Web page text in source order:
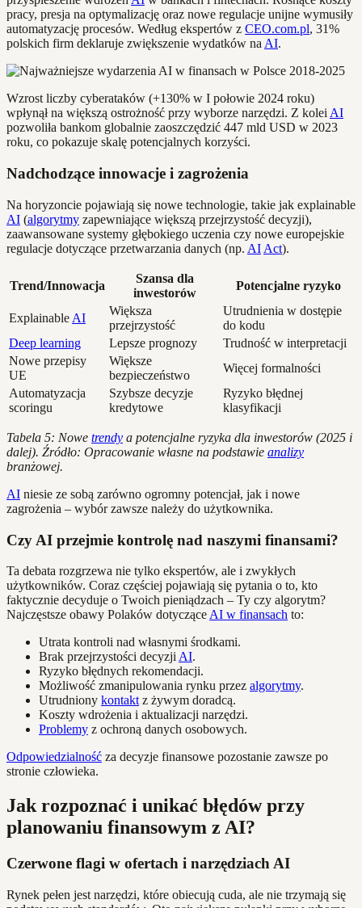
pracy, presja na optymalizację oraz nowe regulacje unijne wymusiły
automatyzację procesów. Według ekspertów z CEO.com.pl, 31%
polskich firm deklaruje zwiększenie wydatków naAI.
Wzrost liczby cyberataków (+130% w I połowie 2024 roku)
wpłynął na większą ostrożność przy wyborze narzędzi. Z koleiAI
pozwoliła bankom globalnie zaoszczędzić 447 mld USD w 2023
roku, co pokazuje skalę potencjalnych korzyści.
Nadchodzące innowacje i zagrożenia
Na horyzoncie pojawiają się nowe technologie, takie jak explainable
AI (algorytmy zapewniające większą przejrzystość decyzji),
zaawansowane systemy głębokiego uczenia czy nowe europejskie
regulacje dotyczące przetwarzania danych (np. AI Act).
Trend/Innowacja
Szansa dla
inwestorów
Potencjalne ryzyko
Explainable AI
Większa
przejrzystość
Utrudnienia w dostępie
do kodu
Deep learning
Lepsze prognozy
Trudność w interpretacji
Nowe przepisy
UE
Większe
bezpieczeństwo
Więcej formalności
Automatyzacja
scoringu
Szybsze decyzje
kredytowe
Ryzyko błędnej
klasyfikacji
Tabela 5: Nowe trendy a potencjalne ryzyka dla inwestorów (2025 i
dalej). Źródło: Opracowanie własne na podstawie analizy
branżowej.
AI niesie ze sobą zarówno ogromny potencjał, jak i nowe
zagrożenia – wybór zawsze należy do użytkownika.
Czy AI przejmie kontrolę nad naszymi finansami?
Ta debata rozgrzewa nie tylko ekspertów, ale i zwykłych
użytkowników. Coraz częściej pojawiają się pytania o to, kto
faktycznie decyduje o Twoich pieniądzach – Ty czy algorytm?
Najczęstsze obawy Polaków dotyczące AI w finansach to:
Utrata kontroli nad własnymi środkami.
Brak przejrzystości decyzji AI.
Ryzyko błędnych rekomendacji.
Możliwość zmanipulowania rynku przez algorytmy.
Utrudniony kontakt z żywym doradcą.
Koszty wdrożenia i aktualizacji narzędzi.
Problemy z ochroną danych osobowych.
Odpowiedzialność za decyzje finansowe pozostanie zawsze po
stronie człowieka.
Jak rozpoznać i unikać błędów przy
planowaniu finansowym z AI?
Czerwone flagi w ofertach i narzędziach AI
Rynek pełen jest narzędzi, które obiecują cuda, ale nie trzymają się